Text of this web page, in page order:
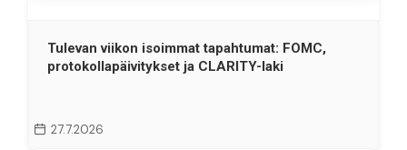
Tulevan viikon isoimmat tapahtumat: FOMC,
protokollapäivitykset ja CLARITY-laki
27.7.2026